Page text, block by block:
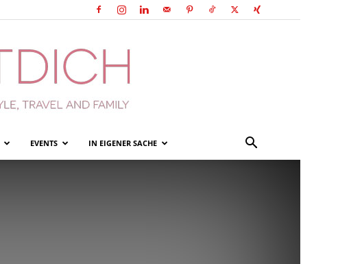
EVENTS IN EIGENER SACHE